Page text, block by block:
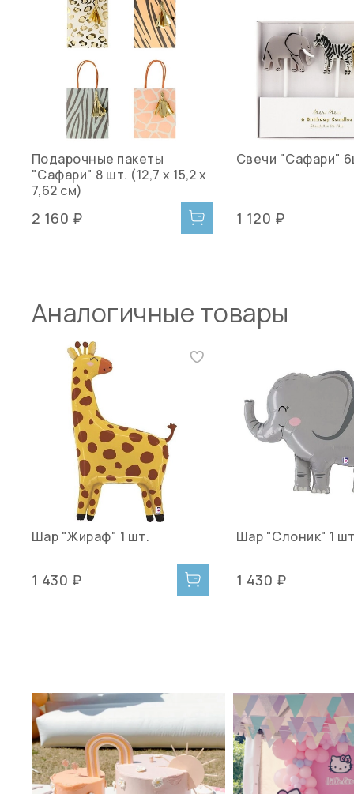
Подарочные пакеты
"Сафари" 8 шт. (12,7 х 15,2 х
7,62 см)
2 160 ₽
Свечи "Сафари"
1 120 ₽
Аналогичные товары
Шар "Жираф" 1 шт.
1 430 ₽
Шар "Слоник" 1
1 430 ₽